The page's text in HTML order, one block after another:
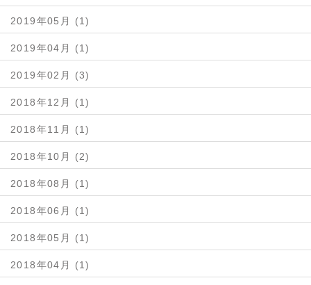
2019年05月 (1)
2019年04月 (1)
2019年02月 (3)
2018年12月 (1)
2018年11月 (1)
2018年10月 (2)
2018年08月 (1)
2018年06月 (1)
2018年05月 (1)
2018年04月 (1)